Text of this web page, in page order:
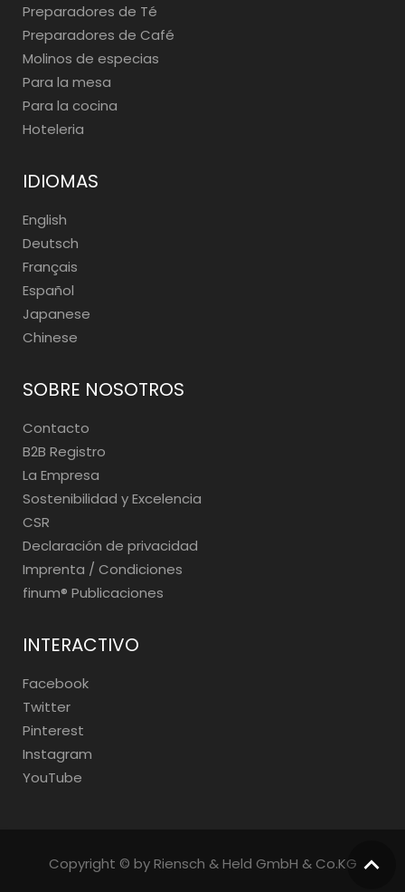
Preparadores de Té
Preparadores de Café
Molinos de especias
Para la mesa
Para la cocina
Hoteleria
IDIOMAS
English
Deutsch
Français
Español
Japanese
Chinese
SOBRE NOSOTROS
Contacto
B2B Registro
La Empresa
Sostenibilidad y Excelencia
CSR
Declaración de privacidad
Imprenta / Condiciones
finum®️ Publicaciones
INTERACTIVO
Facebook
Twitter
Pinterest
Instagram
YouTube
Copyright © by Riensch & Held GmbH & Co.KG